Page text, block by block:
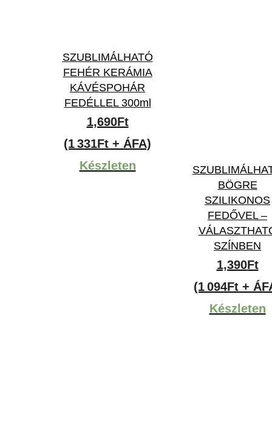
SZUBLIMÁLHATÓ
FEHÉR KERÁMIA
KÁVÉSPOHÁR
FEDÉLLEL 300ml
1,690Ft
(1 331Ft + ÁFA)
Készleten
BÖGRE
SZILIKONOS
FEDŐVEL –
SZÍNBEN
1,390Ft
(1 094Ft +
Készleten